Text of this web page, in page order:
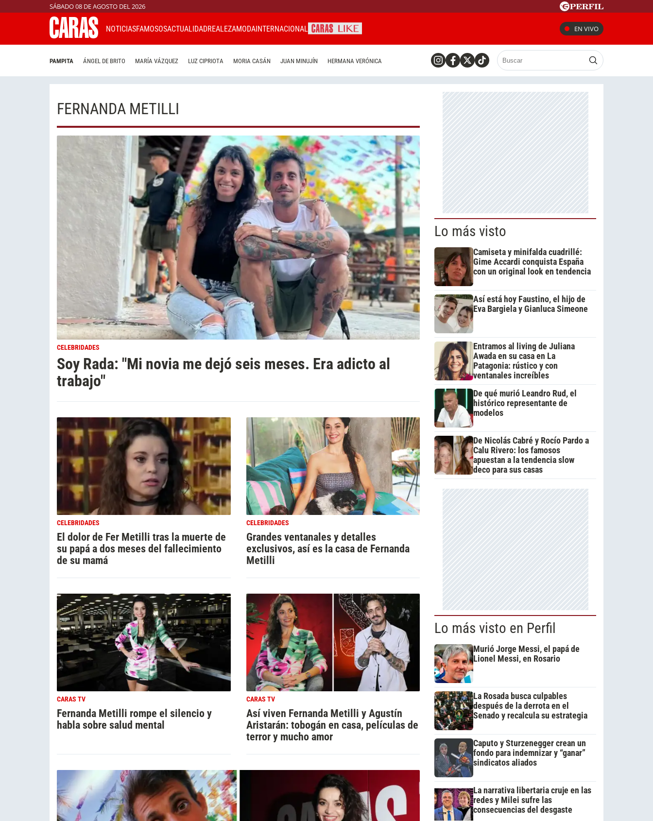
SÁBADO 08 DE AGOSTO DEL 2026
NOTICIASFAMOSOSACTUALIDADREALEZAMODAINTERNACIONAL EN VIVO
PAMPITA ÁNGEL DE BRITO MARÍA VÁZQUEZ LUZ CIPRIOTA MORIA CASÁN JUAN MINUJÍN HERMANA VERÓNICA
FERNANDA METILLI
CELEBRIDADES
Soy Rada: "Mi novia me dejó seis meses. Era adicto al
trabajo"
CELEBRIDADES
El dolor de Fer Metilli tras la muerte de
su papá a dos meses del fallecimiento
de su mamá
CELEBRIDADES
Grandes ventanales y detalles
exclusivos, así es la casa de Fernanda
Metilli
CARAS TV
Fernanda Metilli rompe el silencio y
habla sobre salud mental
CARAS TV
Así viven Fernanda Metilli y Agustín
Aristarán: tobogán en casa, películas de
terror y mucho amor
Lo más visto
Camiseta y minifalda cuadrillé:
Gime Accardi conquista España
con un original look en tendencia
Así está hoy Faustino, el hijo de
Eva Bargiela y Gianluca Simeone
Entramos al living de Juliana
Awada en su casa en La
Patagonia: rústico y con
ventanales increíbles
De qué murió Leandro Rud, el
histórico representante de
modelos
De Nicolás Cabré y Rocío Pardo a
Calu Rivero: los famosos
apuestan a la tendencia slow
deco para sus casas
Lo más visto en Perfil
Murió Jorge Messi, el papá de
Lionel Messi, en Rosario
La Rosada busca culpables
después de la derrota en el
Senado y recalcula su estrategia
Caputo y Sturzenegger crean un
fondo para indemnizar y “ganar”
sindicatos aliados
La narrativa libertaria cruje en las
redes y Milei sufre las
consecuencias del desgaste